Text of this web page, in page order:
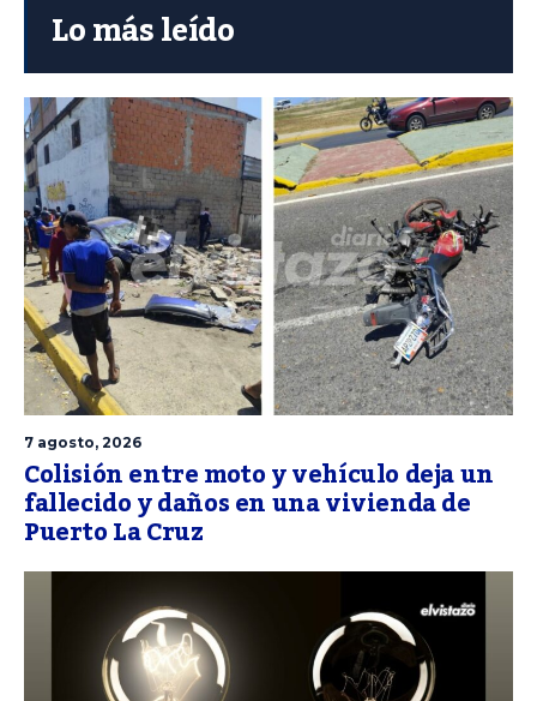
Lo más leído
7 agosto, 2026
Colisión entre moto y vehículo deja un
fallecido y daños en una vivienda de
Puerto La Cruz